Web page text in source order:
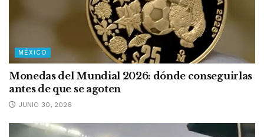
MÉXICO
Monedas del Mundial 2026: dónde conseguirlas
antes de que se agoten
JUNIO 30, 2026